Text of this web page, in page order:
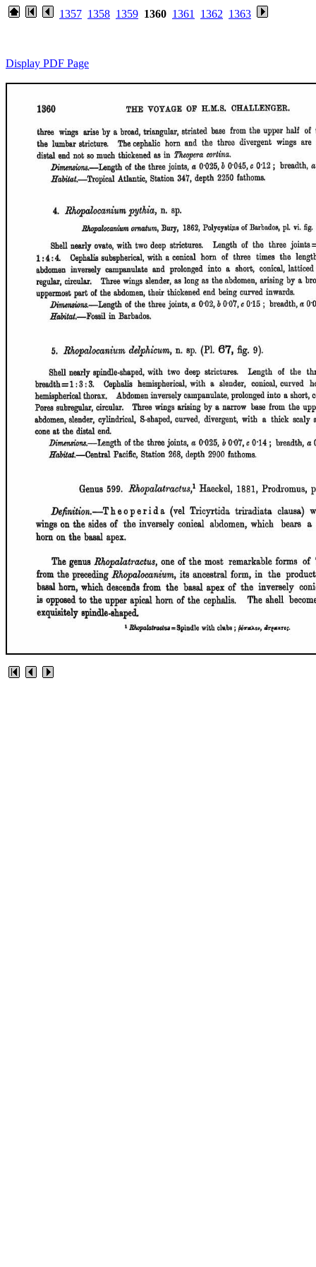
1357 1358 1359 1360 1361 1362 1363
Display PDF Page